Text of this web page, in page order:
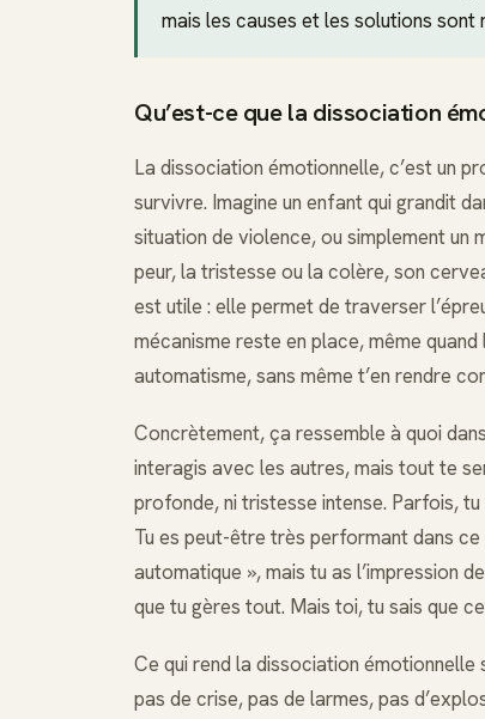
mais les causes et les solutions
Qu’est-ce que la dissociation
La dissociation émotionnelle, c’est un
survivre. Imagine un enfant qui grandit
situation de violence, ou simplement un
peur, la tristesse ou la colère, son
est utile : elle permet de traverser
mécanisme reste en place, même
automatisme, sans même t’en rendre
Concrètement, ça ressemble à quoi
interagis avec les autres, mais tout te
profonde, ni tristesse intense. Parfois,
Tu es peut-être très performant dans
automatique », mais tu as l’impression
que tu gères tout. Mais toi, tu sais que
Ce qui rend la dissociation émotionnelle
pas de crise, pas de larmes, pas